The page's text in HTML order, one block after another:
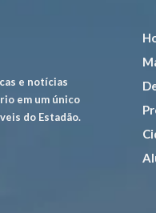
e notícias
em um único
do Estadão.